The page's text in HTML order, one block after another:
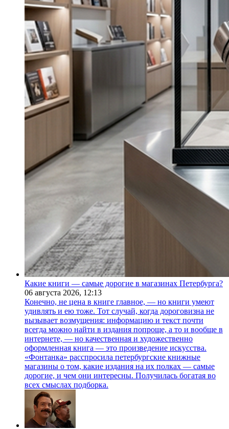
Какие книги — самые дорогие в магазинах Петербурга?
06 августа 2026, 12:13
Конечно, не цена в книге главное, — но книги умеют
удивлять и ею тоже. Тот случай, когда дороговизна не
вызывает возмущения: информацию и текст почти
всегда можно найти в издания попроще, а то и вообще в
интернете, — но качественная и художественно
оформленная книга — это произведение искусства.
«Фонтанка» расспросила петербургские книжные
магазины о том, какие издания на их полках — самые
дорогие, и чем они интересны. Получилась богатая во
всех смыслах подборка.